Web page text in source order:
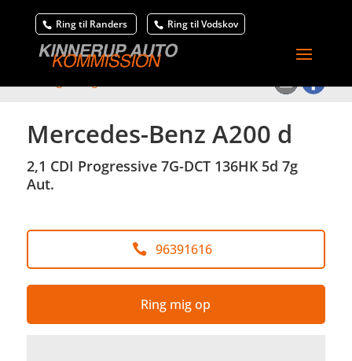
Ring til Randers Ring til Vodskov
Mercedes-Benz A200 d
2,1 CDI Progressive 7G-DCT 136HK 5d 7g
Aut.
96391616
Ring mig op